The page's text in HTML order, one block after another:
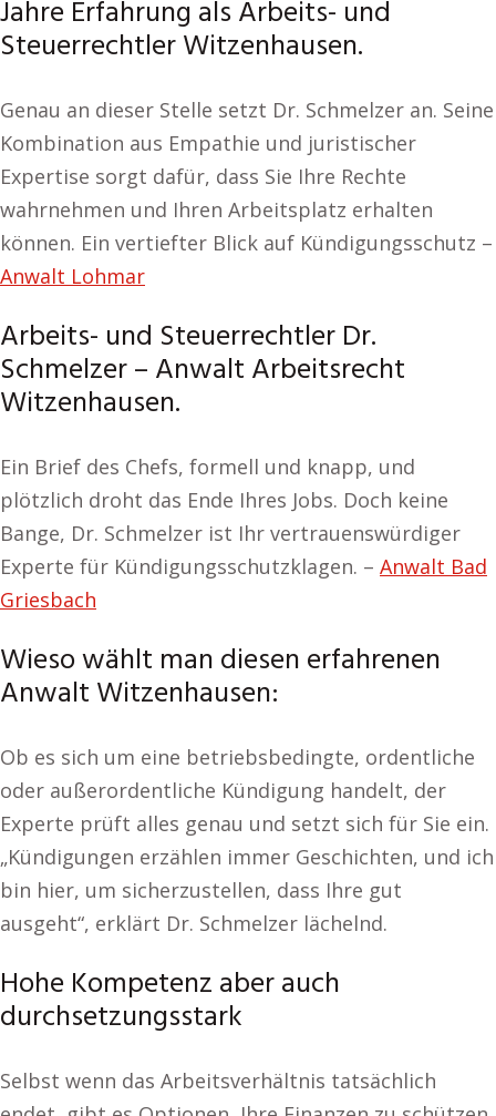
Jahre Erfahrung als Arbeits- und
Steuerrechtler Witzenhausen.
Genau an dieser Stelle setzt Dr. Schmelzer an. Seine
Kombination aus Empathie und juristischer
Expertise sorgt dafür, dass Sie Ihre Rechte
wahrnehmen und Ihren Arbeitsplatz erhalten
können. Ein vertiefter Blick auf Kündigungsschutz –
Anwalt Lohmar
Arbeits- und Steuerrechtler Dr.
Schmelzer – Anwalt Arbeitsrecht
Witzenhausen.
Ein Brief des Chefs, formell und knapp, und
plötzlich droht das Ende Ihres Jobs. Doch keine
Bange, Dr. Schmelzer ist Ihr vertrauenswürdiger
Experte für Kündigungsschutzklagen. – Anwalt Bad
Griesbach
Wieso wählt man diesen erfahrenen
Anwalt Witzenhausen:
Ob es sich um eine betriebsbedingte, ordentliche
oder außerordentliche Kündigung handelt, der
Experte prüft alles genau und setzt sich für Sie ein.
„Kündigungen erzählen immer Geschichten, und ich
bin hier, um sicherzustellen, dass Ihre gut
ausgeht“, erklärt Dr. Schmelzer lächelnd.
Hohe Kompetenz aber auch
durchsetzungsstark
Selbst wenn das Arbeitsverhältnis tatsächlich